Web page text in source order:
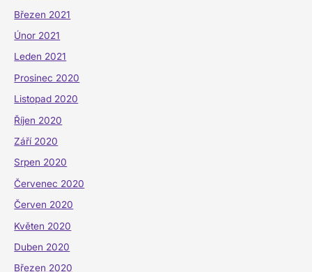
Březen 2021
Únor 2021
Leden 2021
Prosinec 2020
Listopad 2020
Říjen 2020
Září 2020
Srpen 2020
Červenec 2020
Červen 2020
Květen 2020
Duben 2020
Březen 2020